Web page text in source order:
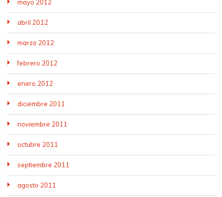
mayo 2012
abril 2012
marzo 2012
febrero 2012
enero 2012
diciembre 2011
noviembre 2011
octubre 2011
septiembre 2011
agosto 2011